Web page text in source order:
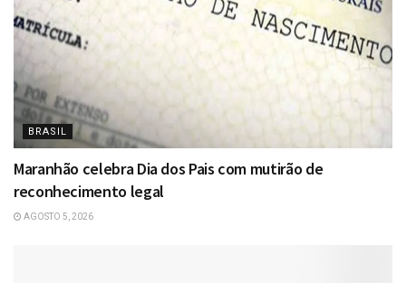
BRASIL
Maranhão celebra Dia dos Pais com mutirão de
reconhecimento legal
AGOSTO 5, 2026